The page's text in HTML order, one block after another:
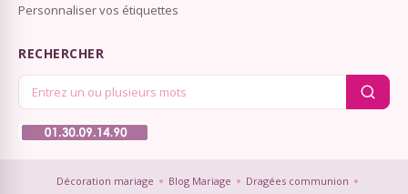
Personnaliser vos étiquettes
RECHERCHER
Décoration mariage Blog Mariage
Dragées communion